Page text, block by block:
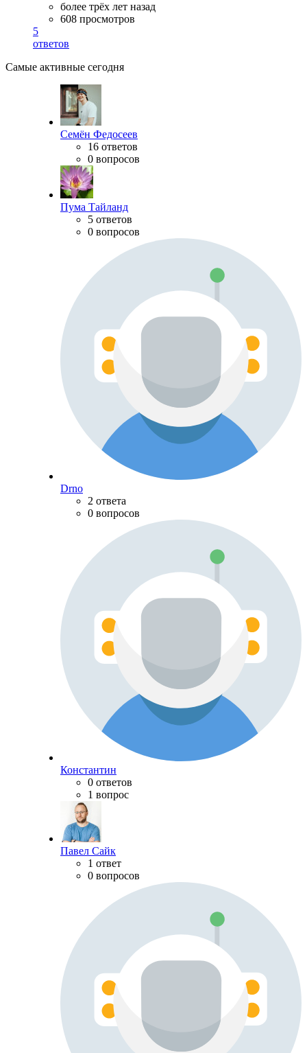
более трёх лет назад
608 просмотров
5
ответов
Самые активные сегодня
Семён Федосеев
16 ответов
0 вопросов
Пума Тайланд
5 ответов
0 вопросов
Drno
2 ответа
0 вопросов
Константин
0 ответов
1 вопрос
Павел Сайк
1 ответ
0 вопросов